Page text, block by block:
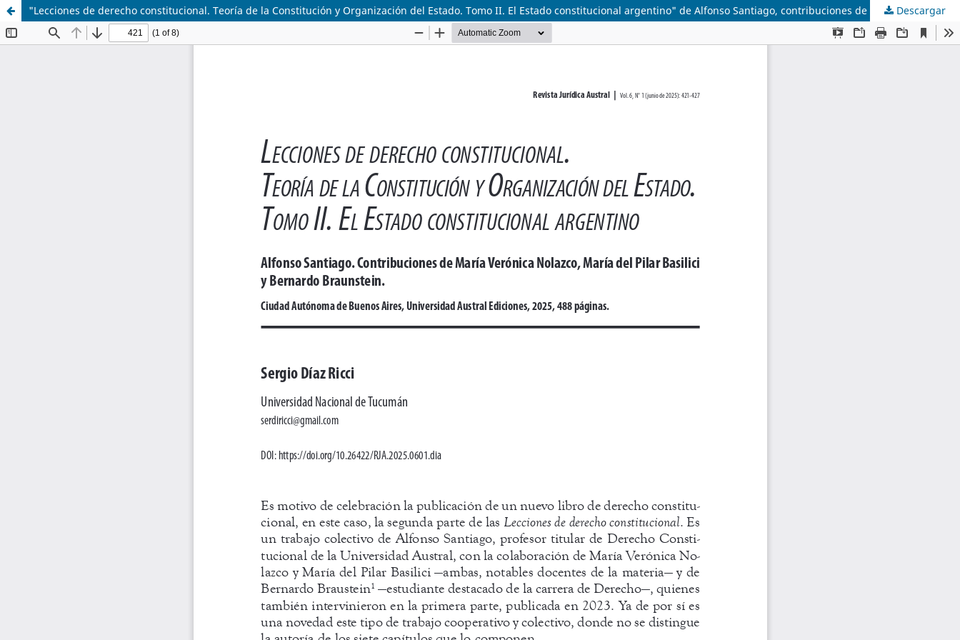
"Lecciones de derecho constitucional. Teoría de la Constitución y Organización del Estado. Tomo II. El Estado constitucional argentino" de Alfonso Santiago, contribuciones de María Verónica Nolazco, María del Pilar Basilici y Bernardo Braunstein
Descargar